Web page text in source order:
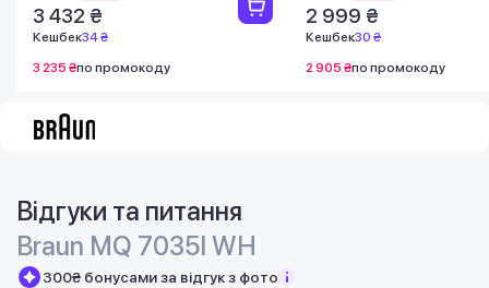
3 432 ₴
Кешбек34 ₴
3 235 ₴по промокоду
2 999 ₴
Кешбек30 ₴
2 905 ₴по промокоду
Відгуки та питання
Braun MQ 7035I WH
300₴ бонусами за відгук з фото